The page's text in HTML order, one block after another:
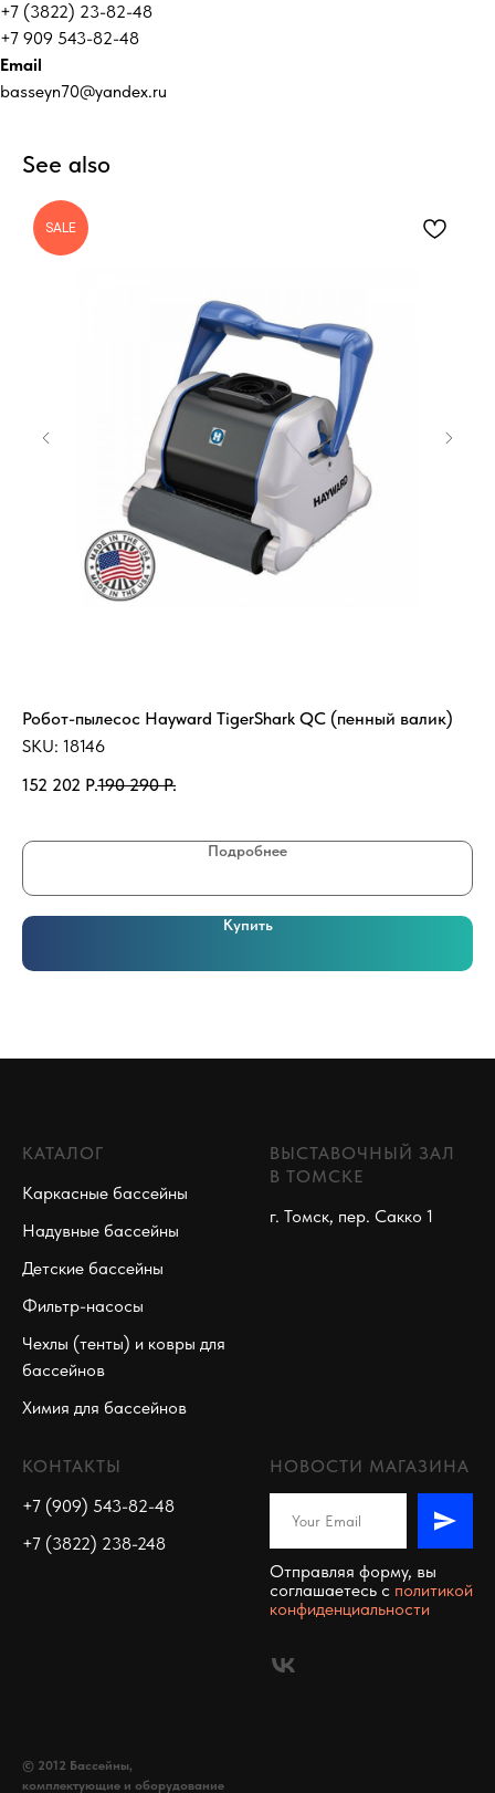
+7 (3822) 23-82-48
+7 909 543-82-48
Email
basseyn70@yandex.ru
See also
SALE
Робот-пылесос Hayward TigerShark QC (пенный валик)
SKU: 18146
152 202 Р.190 290 Р.
Подробнее
Купить
КАТАЛОГ
Каркасные бассейны
Надувные бассейны
Детские бассейны
Фильтр-насосы
Чехлы (тенты) и ковры для
бассейнов
Химия для бассейнов
ВЫСТАВОЧНЫЙ ЗАЛ
В ТОМСКЕ
г. Томск, пер. Сакко 1
КОНТАКТЫ
+7 (909) 543-82-48
+7 (3822) 238-248
НОВОСТИ МАГАЗИНА
Отправляя форму, вы
соглашаетесь c политикой
конфиденциальности
© 2012 Бассейны,
комплектующие и оборудование